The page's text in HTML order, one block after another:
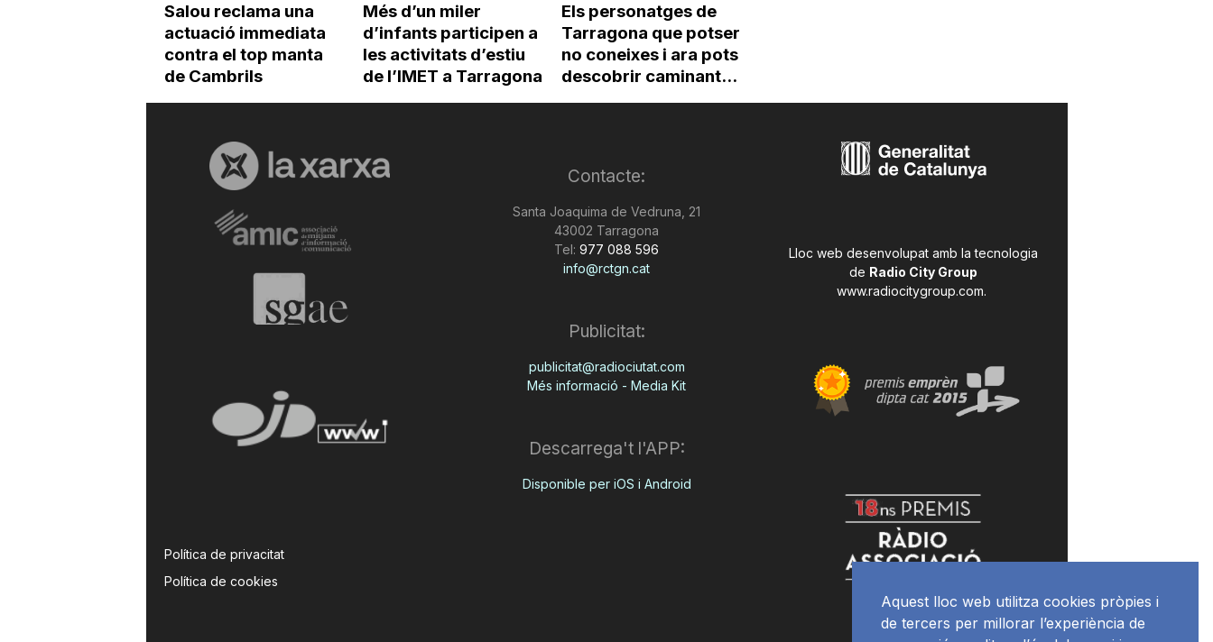
Salou reclama una
actuació immediata
contra el top manta
de Cambrils
Més d’un miler
d’infants participen a
les activitats d’estiu
de l’IMET a Tarragona
Els personatges de
Tarragona que potser
no coneixes i ara pots
descobrir caminant...
Política de privacitat
Política de cookies
Contacte:
Santa Joaquima de Vedruna, 21
43002 Tarragona
Tel: 977 088 596
info@rctgn.cat
Publicitat:
publicitat@radiociutat.com
Més informació - Media Kit
Descarrega't l'APP:
Disponible per iOS i Android
Lloc web desenvolupat amb la tecnologia
de Radio City Group
www.radiocitygroup.com.
Aquest lloc web utilitza cookies pròpies i
de tercers per millorar l’experiència de